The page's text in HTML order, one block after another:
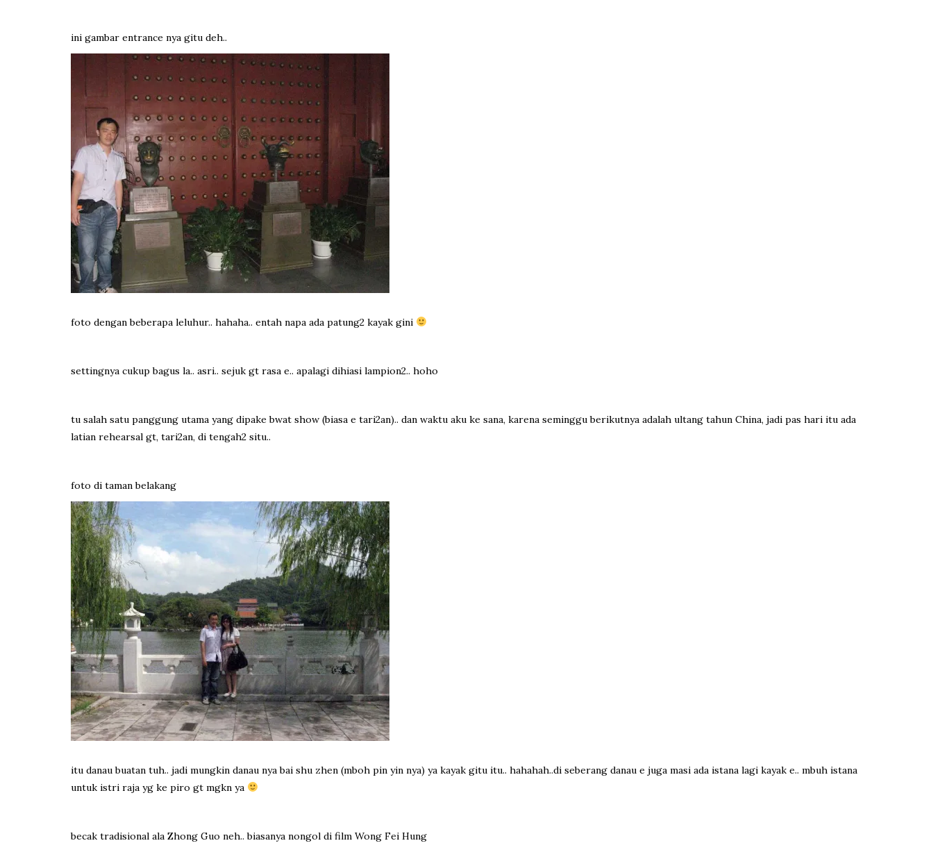
ini gambar entrance nya gitu deh..
foto dengan beberapa leluhur.. hahaha.. entah napa ada patung2 kayak gini
settingnya cukup bagus la.. asri.. sejuk gt rasa e.. apalagi dihiasi lampion2.. hoho
tu salah satu panggung utama yang dipake bwat show (biasa e tari2an).. dan waktu aku ke sana, karena seminggu berikutnya adalah ultang tahun China, jadi pas hari itu ada
latian rehearsal gt, tari2an, di tengah2 situ..
foto di taman belakang
itu danau buatan tuh.. jadi mungkin danau nya bai shu zhen (mboh pin yin nya) ya kayak gitu itu.. hahahah..di seberang danau e juga masi ada istana lagi kayak e.. mbuh istana
untuk istri raja yg ke piro gt mgkn ya
becak tradisional ala Zhong Guo neh.. biasanya nongol di film Wong Fei Hung